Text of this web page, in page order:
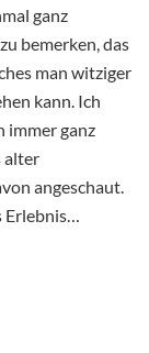
ganz
bemerken, das
man witziger
kann. Ich
immer ganz
alter
angeschaut.
Erlebnis…